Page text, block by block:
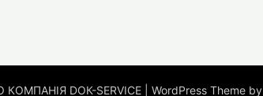
DOК-SERVICE | WordPress Theme by